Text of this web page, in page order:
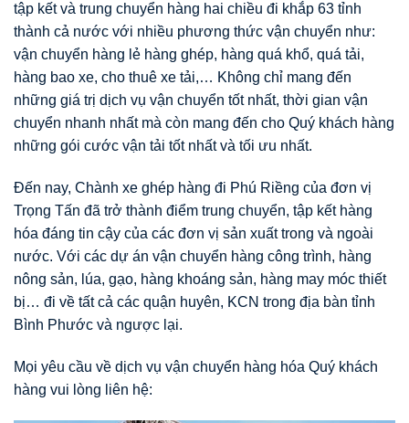
tập kết và trung chuyển hàng hai chiều đi khắp 63 tỉnh
thành cả nước với nhiều phương thức vận chuyển như:
vận chuyển hàng lẻ hàng ghép, hàng quá khổ, quá tải,
hàng bao xe, cho thuê xe tải,… Không chỉ mang đến
những giá trị dịch vụ vận chuyển tốt nhất, thời gian vận
chuyển nhanh nhất mà còn mang đến cho Quý khách hàng
những gói cước vận tải tốt nhất và tối ưu nhất.
Đến nay, Chành xe ghép hàng đi Phú Riềng của đơn vị
Trọng Tấn đã trở thành điểm trung chuyển, tập kết hàng
hóa đáng tin cậy của các đơn vị sản xuất trong và ngoài
nước. Với các dự án vận chuyển hàng công trình, hàng
nông sản, lúa, gạo, hàng khoáng sản, hàng may móc thiết
bị… đi về tất cả các quận huyên, KCN trong địa bàn tỉnh
Bình Phước và ngược lại.
Mọi yêu cầu về dịch vụ vận chuyển hàng hóa Quý khách
hàng vui lòng liên hệ: